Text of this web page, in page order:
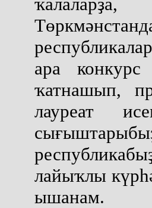
ара конкурс
ҡатнашып,
лауреат
лайыҡлы
ышанам.